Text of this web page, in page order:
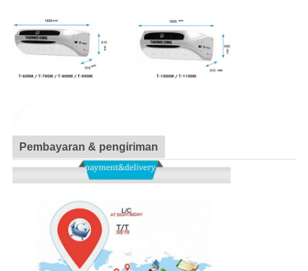
Pembayaran & pengiriman